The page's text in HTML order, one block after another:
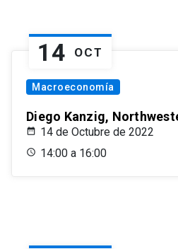
14 OCT
Macroeconomía
Diego Kanzig,
14 de Octubre de 2022
14:00 a 16:00